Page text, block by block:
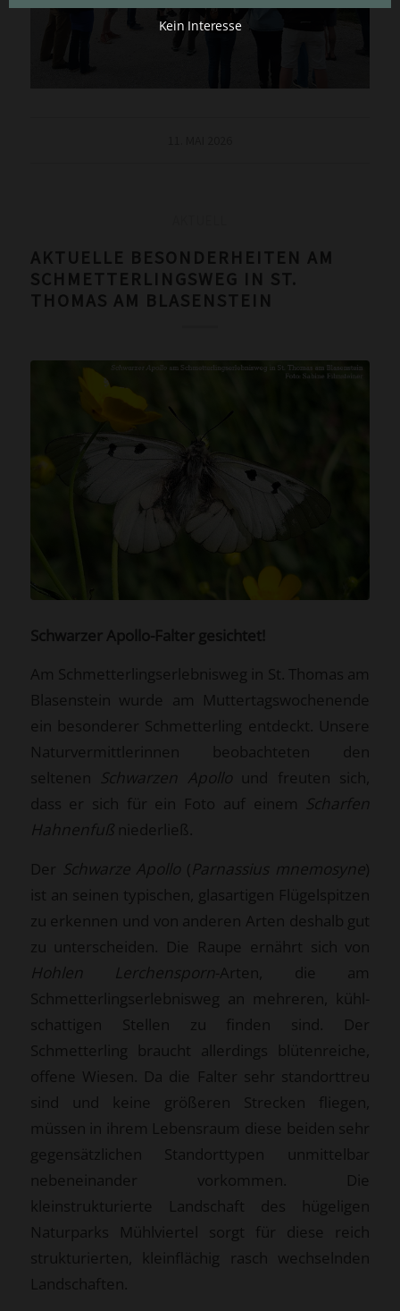
AKTUELLE BESONDERHEITEN AM
SCHMETTERLINGSWEG IN ST.
THOMAS AM BLASENSTEIN
Schwarzer Apollo-Falter gesichtet!
Am Schmetterlingserlebnisweg in St. Thomas am
Blasenstein wurde am Muttertagswochenende
ein besonderer Schmetterling entdeckt. Unsere
Naturvermittlerinnen beobachteten den
seltenen Schwarzen Apollound freuten sich,
dass er sich für ein Foto auf einem Scharfen
Hahnenfußniederließ.
Der Schwarze Apollo (Parnassius mnemosyne)
ist an seinen typischen, glasartigen Flügelspitzen
zu erkennen und von anderen Arten deshalb gut
zu unterscheiden. Die Raupe ernährt sich von
Hohlen Lerchensporn-Arten, die am
Schmetterlingserlebnisweg an mehreren, kühl-
schattigen Stellen zu finden sind. Der
Schmetterling braucht allerdings blütenreiche,
offene Wiesen. Da die Falter sehr standorttreu
sind und keine größeren Strecken fliegen,
müssen in ihrem Lebensraum diese beiden sehr
gegensätzlichen Standorttypen unmittelbar
nebeneinander vorkommen. Die
kleinstrukturierte Landschaft des hügeligen
Naturparks Mühlviertel sorgt für diese reich
strukturierten, kleinflächig rasch wechselnden
Landschaften.
Kein Interesse